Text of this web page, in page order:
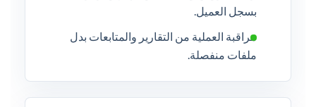
بسجل العميل.
مراقبة العملية من التقارير والمتابعات بدل
ملفات منفصلة.